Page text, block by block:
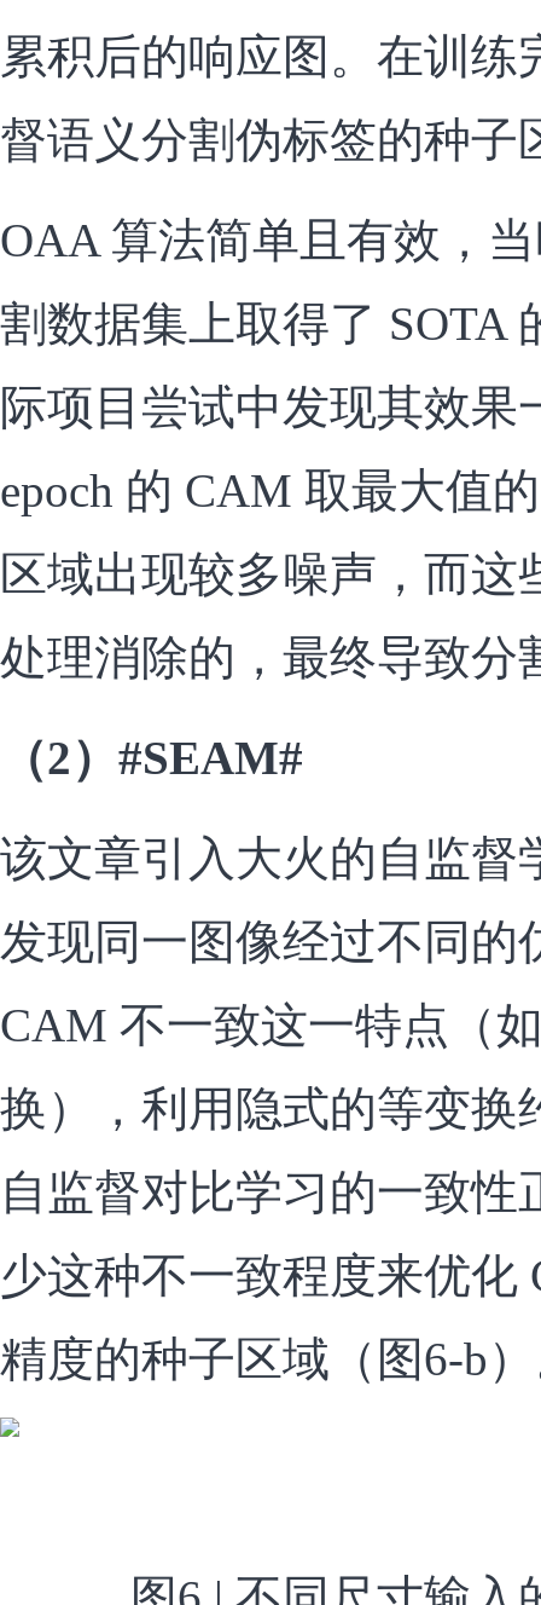
累积后的响应图。在训练
督语义分割伪标签的种子
OAA 算法简单且有效，
割数据集上取得了 SOTA
际项目尝试中发现其效果
epoch 的 CAM 取最大值
区域出现较多噪声，而这
处理消除的，最终导致分
（2）#SEAM#
该文章引入大火的自监督
发现同一图像经过不同的
CAM 不一致这一特点（
换），利用隐式的等变换
自监督对比学习的一致性
少这种不一致程度来优化
精度的种子区域（图6-b